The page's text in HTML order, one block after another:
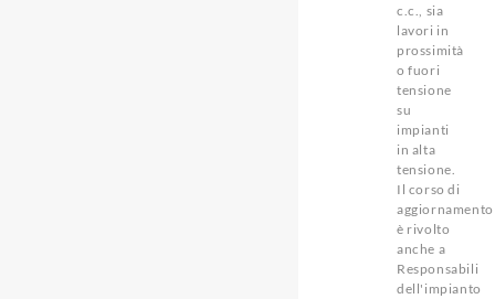
c.c., sia
lavori in
prossimità
o fuori
tensione
su
impianti
in alta
tensione.
Il corso di
aggiornamento
è rivolto
anche a
Responsabili
dell'impianto